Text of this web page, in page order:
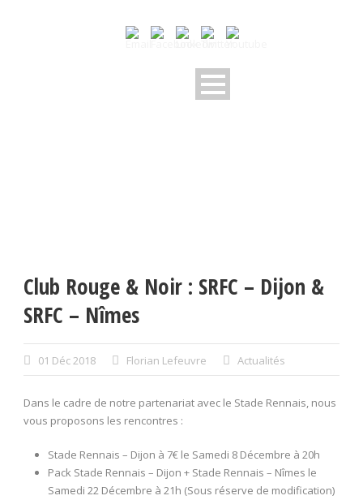
Club Rouge & Noir : SRFC – Dijon &
SRFC – Nîmes
01 Déc 2018 Florian Lefeuvre Actualités
Dans le cadre de notre partenariat avec le Stade Rennais, nous
vous proposons les rencontres :
Stade Rennais – Dijon à 7€ le Samedi 8 Décembre à 20h
Pack Stade Rennais – Dijon + Stade Rennais – Nîmes le
Samedi 22 Décembre à 21h (Sous réserve de modification)